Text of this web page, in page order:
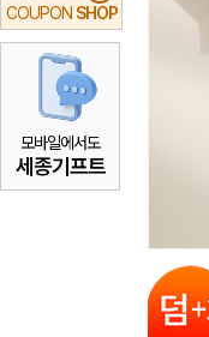
COUPON SHOP
모바일에서도
세종기프트